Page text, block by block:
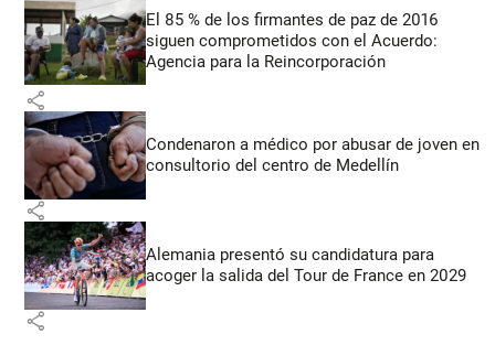
El 85 % de los firmantes de paz de 2016
siguen comprometidos con el Acuerdo:
Agencia para la Reincorporación
share
Condenaron a médico por abusar de joven en
consultorio del centro de Medellín
share
Alemania presentó su candidatura para
acoger la salida del Tour de France en 2029
share